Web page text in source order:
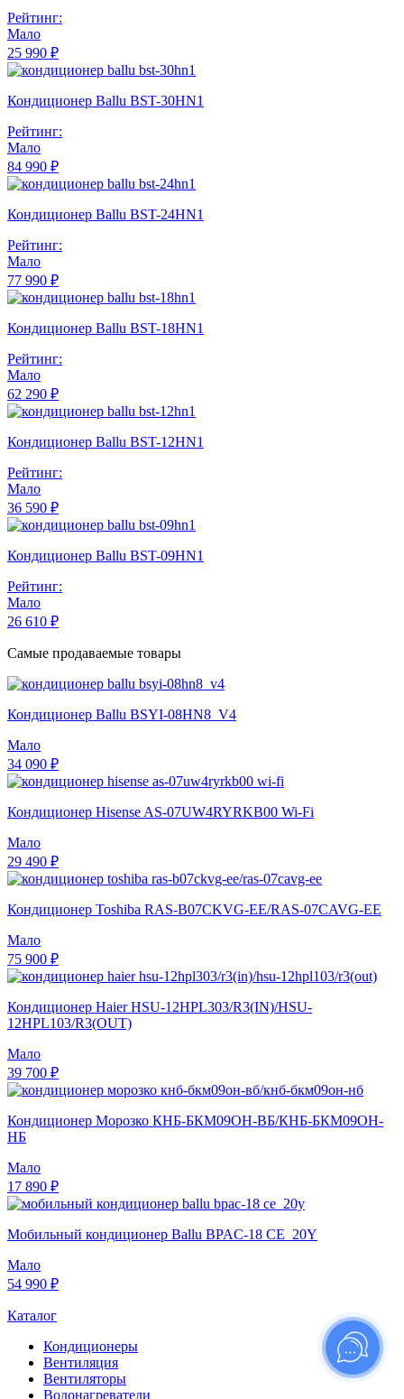
Рейтинг:
Мало
25 990 ₽
Кондиционер Ballu BST-30HN1
Рейтинг:
Мало
84 990 ₽
Кондиционер Ballu BST-24HN1
Рейтинг:
Мало
77 990 ₽
Кондиционер Ballu BST-18HN1
Рейтинг:
Мало
62 290 ₽
Кондиционер Ballu BST-12HN1
Рейтинг:
Мало
36 590 ₽
Кондиционер Ballu BST-09HN1
Рейтинг:
Мало
26 610 ₽
Самые продаваемые товары
Кондиционер Ballu BSYI-08HN8_V4
Мало
34 090 ₽
Кондиционер Hisense AS-07UW4RYRKB00 Wi-Fi
Мало
29 490 ₽
Кондиционер Toshiba RAS-B07CKVG-EE/RAS-07CAVG-EE
Мало
75 900 ₽
Кондиционер Haier HSU-12HPL303/R3(IN)/HSU-
12HPL103/R3(OUT)
Мало
39 700 ₽
Кондиционер Морозко КНБ-БКМ09ОН-ВБ/КНБ-БКМ09ОН-
НБ
Мало
17 890 ₽
Мобильный кондиционер Ballu BPAC-18 CE_20Y
Мало
54 990 ₽
Каталог
Кондиционеры
Вентиляция
Вентиляторы
Водонагреватели